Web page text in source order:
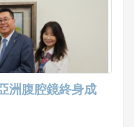
下不全性骨折合
後，發現合併內側
享決策，接受「半
一小時，病患術後
利出院。
洲腹腔鏡終身成